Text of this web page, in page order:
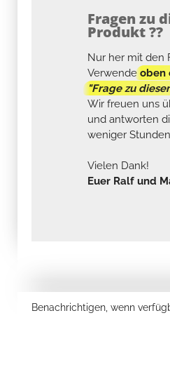
Fragen zu
Produkt ??
Nur her mit den
Verwendeoben
"Frage zu
Wir freuen uns
und antworten
weniger
Vielen Dank!
Euer Ralf und
Benachrichtigen, wenn